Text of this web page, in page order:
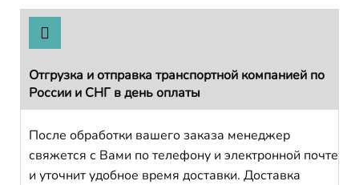
Отгрузка и отправка транспортной компанией по
России и СНГ в день оплаты
После обработки вашего заказа менеджер
свяжется с Вами по телефону и электронной почте
и уточнит удобное время доставки. Доставка